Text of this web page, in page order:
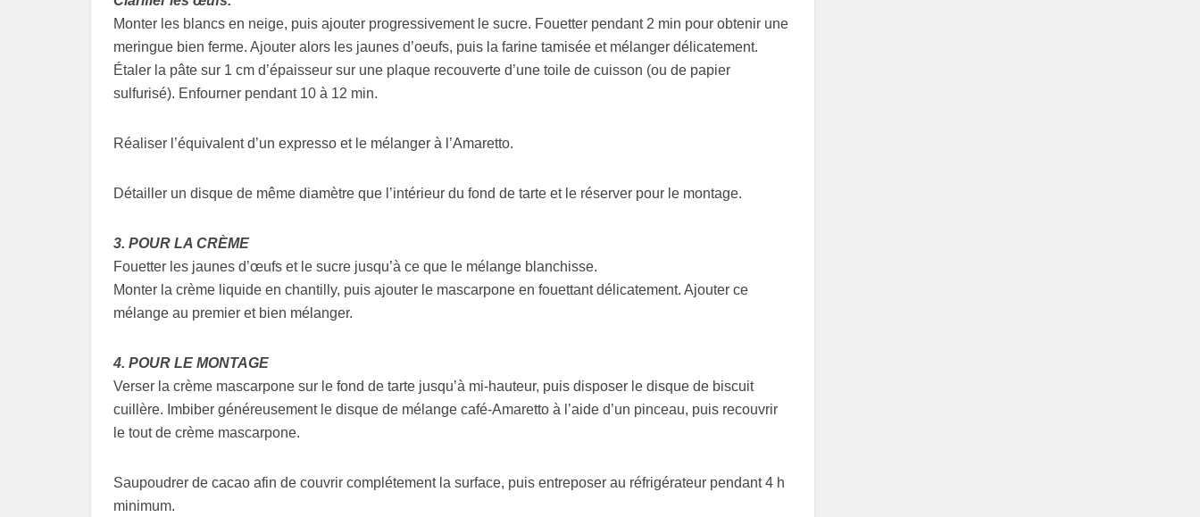
Monter les blancs en neige, puis ajouter progressivement le sucre. Fouetter pendant 2 min pour obtenir une
meringue bien ferme. Ajouter alors les jaunes d’oeufs, puis la farine tamisée et mélanger délicatement.
Étaler la pâte sur 1 cm d’épaisseur sur une plaque recouverte d’une toile de cuisson (ou de papier
sulfurisé). Enfourner pendant 10 à 12 min.
Réaliser l’équivalent d’un expresso et le mélanger à l’Amaretto.
Détailler un disque de même diamètre que l’intérieur du fond de tarte et le réserver pour le montage.
3. POUR LA CRÈME
Fouetter les jaunes d’œufs et le sucre jusqu’à ce que le mélange blanchisse.
Monter la crème liquide en chantilly, puis ajouter le mascarpone en fouettant délicatement. Ajouter ce
mélange au premier et bien mélanger.
4. POUR LE MONTAGE
Verser la crème mascarpone sur le fond de tarte jusqu’à mi-hauteur, puis disposer le disque de biscuit
cuillère. Imbiber généreusement le disque de mélange café-Amaretto à l’aide d’un pinceau, puis recouvrir
le tout de crème mascarpone.
Saupoudrer de cacao afin de couvrir complétement la surface, puis entreposer au réfrigérateur pendant 4 h
minimum.